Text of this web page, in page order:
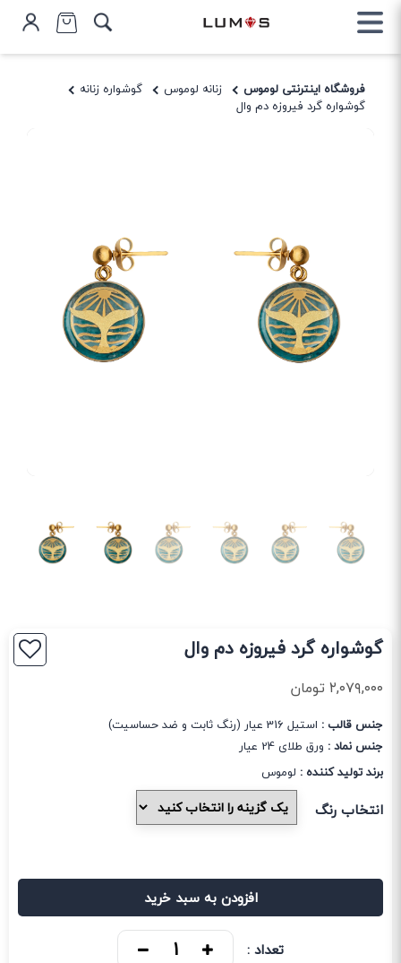
فروشگاه اینترنتی لوموس زنانه لوموس
گوشواره زنانه
گوشواره گرد فیروزه دم وال
گوشواره گرد فیروزه دم وال
۲,۰۷۹,۰۰۰تومان
جنس قالب : استیل 316 عیار (رنگ ثابت و ضد حساسیت)
جنس نماد : ورق طلای 24 عیار
برند تولید کننده : لوموس
انتخاب رنگ
افزودن به سبد خرید
تعداد :